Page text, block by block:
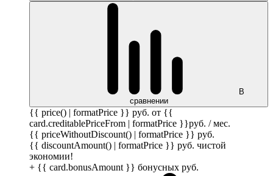
В
сравнении
{{ price() | formatPrice }} руб. от {{
card.creditablePriceFrom | formatPrice }}руб. / мес.
{{ priceWithoutDiscount() | formatPrice }} руб.
{{ discountAmount() | formatPrice }} руб. чистой
экономии!
+ {{ card.bonusAmount }} бонусных руб.